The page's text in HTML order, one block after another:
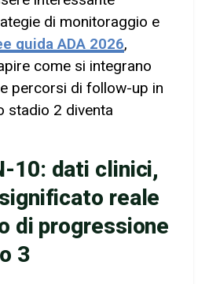
di monitoraggio e
guida ADA 2026,
come si integrano
percorsi di follow-up in
stadio 2 diventa
10: dati clinici,
reale
di progressione
3